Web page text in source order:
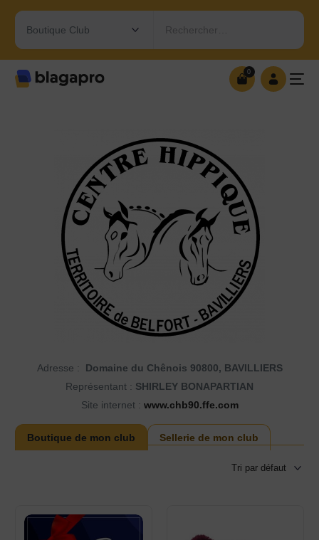
Rechercher…
0
Adresse : Domaine du Chênois 90800, BAVILLIERS
Représentant : SHIRLEY BONAPARTIAN
Site internet : www.chb90.ffe.com
Boutique de mon club Sellerie de mon club